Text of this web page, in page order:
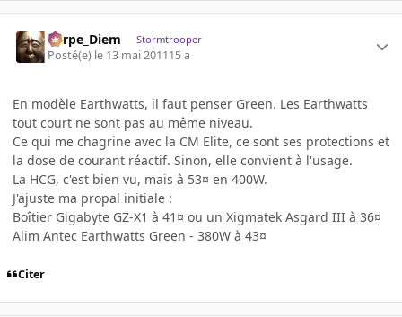
Carpe_Diem Stormtrooper
Posté(e) le 13 mai 201115 a
En modèle Earthwatts, il faut penser Green. Les Earthwatts
tout court ne sont pas au même niveau.
Ce qui me chagrine avec la CM Elite, ce sont ses protections et
la dose de courant réactif. Sinon, elle convient à l'usage.
La HCG, c'est bien vu, mais à 53¤ en 400W.
J'ajuste ma propal initiale :
Boîtier Gigabyte GZ-X1 à 41¤ ou un Xigmatek Asgard III à 36¤
Alim Antec Earthwatts Green - 380W à 43¤
Citer